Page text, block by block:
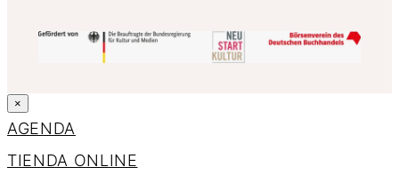
×
AGENDA
TIENDA ONLINE